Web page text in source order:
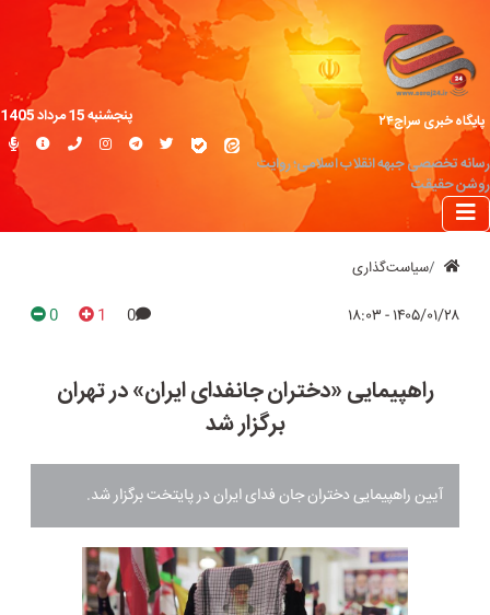
پایگاه خبری سراج۲۴
رسانه تخصصی جبهه انقلاب اسلامی؛ روایت
روشن حقیقت
پنجشنبه 15 مرداد 1405
سیاست‌گذاری
۱۴۰۵/۰۱/۲۸ - ۱۸:۰۳ 0
1
0
راهپیمایی «دختران جانفدای ایران» در تهران
برگزار شد
آیین راهپیمایی دختران جان فدای ایران در پایتخت برگزار شد.